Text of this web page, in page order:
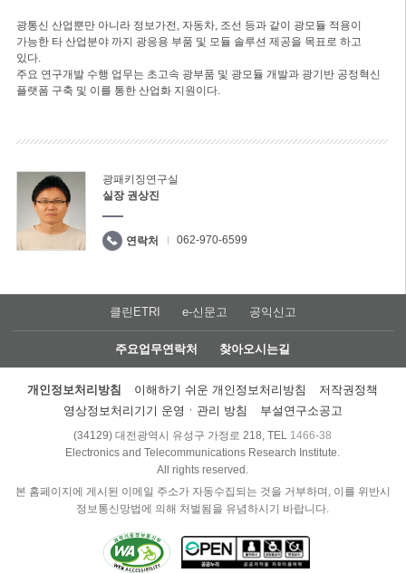
광통신 산업뿐만 아니라 정보가전, 자동차, 조선 등과 같이 광모듈 적용이
가능한 타 산업분야 까지 광응용 부품 및 모듈 솔루션 제공을 목표로 하고
있다.
주요 연구개발 수행 업무는 초고속 광부품 및 광모듈 개발과 광기반 공정혁신
플랫폼 구축 및 이를 통한 산업화 지원이다.
광패키징연구실
실장 권상진
연락처 062-970-6599
클린ETRI e-신문고 공익신고
주요업무연락처 찾아오시는길
개인정보처리방침 이해하기 쉬운 개인정보처리방침
저작권정책
영상정보처리기기 운영ㆍ관리 방침
부설연구소공고
(34129) 대전광역시 유성구 가정로 218, TEL 1466-38
Electronics and Telecommunications Research Institute.
All rights reserved.
본 홈페이지에 게시된 이메일 주소가 자동수집되는 것을 거부하며, 이를 위반시
정보통신망법에 의해 처벌됨을 유념하시기 바랍니다.